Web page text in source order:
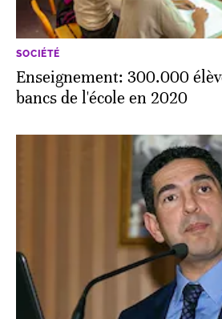
SOCIÉTÉ
Enseignement: 300.000
bancs de l'école en 2020